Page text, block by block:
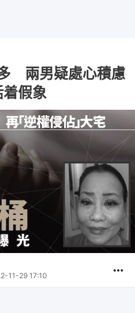
兩男疑處心積慮
假象
11-29 17:10